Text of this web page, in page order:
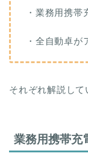
・業務用携帯
・全自動卓が
それぞれ解説して
業務用携帯充